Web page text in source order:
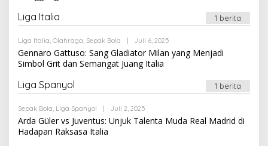
Liga Italia 1 berita
Liga Italia, Olahraga, Sepak Bola Juli 6, 2025
Newssportsaz_0q4zf1
Gennaro Gattuso: Sang Gladiator Milan yang Menjadi
Simbol Grit dan Semangat Juang Italia
Liga Spanyol 1 berita
Sepak Bola, Liga Spanyol Juli 2, 2025
Newssportsaz_0q4zf1
Arda Güler vs Juventus: Unjuk Talenta Muda Real Madrid di
Hadapan Raksasa Italia